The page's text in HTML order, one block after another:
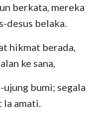
40 41 42
berkata, mereka
desus belaka.
hikmat berada,
ke sana,
bumi; segala
amati.